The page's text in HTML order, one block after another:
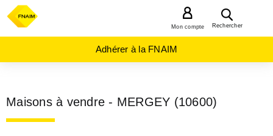
Rechercher
Mon compte
Adhérer à la FNAIM
Maisons à vendre - MERGEY (10600)